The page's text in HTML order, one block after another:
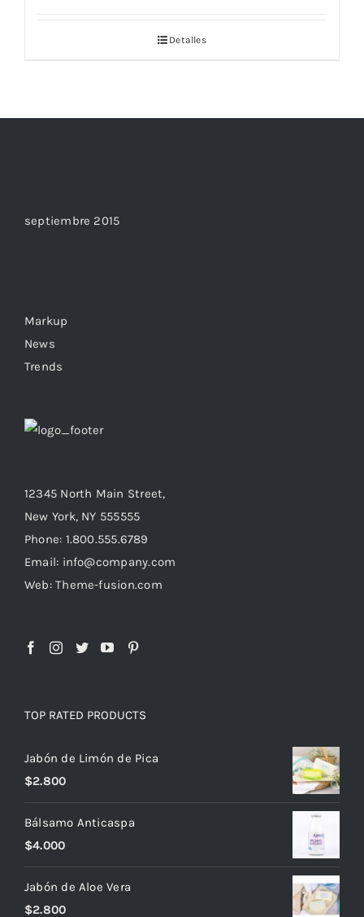
Detalles
septiembre 2015
Markup
News
Trends
12345 North Main Street,
New York, NY 555555
Phone: 1.800.555.6789
Email: info@company.com
Web: Theme-fusion.com
TOP RATED PRODUCTS
Jabón de Limón de Pica
$2.800
Bálsamo Anticaspa
$4.000
Jabón de Aloe Vera
$2.800